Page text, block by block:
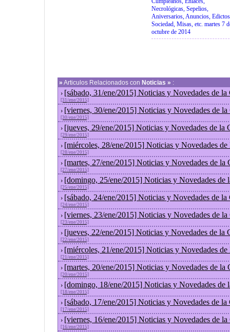
Necrológicas, Sepelios,
Aniversarios, Anuncios,
Sociedad, Misas, etc. martes 7
octubre de 2014
» Articulos Relacionados con Noticias » :
› [sábado, 31/ene/2015] Noticias y Novedades de la
[31/ene/2015]
› [viernes, 30/ene/2015] Noticias y Novedades de
[30/ene/2015]
› [jueves, 29/ene/2015] Noticias y Novedades de la
[29/ene/2015]
› [miércoles, 28/ene/2015] Noticias y Novedades
[28/ene/2015]
› [martes, 27/ene/2015] Noticias y Novedades de la
[27/ene/2015]
› [domingo, 25/ene/2015] Noticias y Novedades de
[25/ene/2015]
› [sábado, 24/ene/2015] Noticias y Novedades de la
[24/ene/2015]
› [viernes, 23/ene/2015] Noticias y Novedades de
[23/ene/2015]
› [jueves, 22/ene/2015] Noticias y Novedades de la
[22/ene/2015]
› [miércoles, 21/ene/2015] Noticias y Novedades
[21/ene/2015]
› [martes, 20/ene/2015] Noticias y Novedades de la
[20/ene/2015]
› [domingo, 18/ene/2015] Noticias y Novedades de
[18/ene/2015]
› [sábado, 17/ene/2015] Noticias y Novedades de la
[17/ene/2015]
› [viernes, 16/ene/2015] Noticias y Novedades de
[16/ene/2015]